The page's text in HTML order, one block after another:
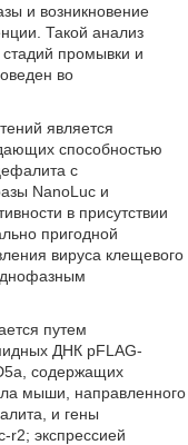
и возникновение
Такой анализ
промывки и
во
является
способностью
с
NanoLuc и
в присутствии
пригодной
вируса клещевого
путем
ДНК pFLAG-
содержащих
мыши, направленного
и гены
экспрессией